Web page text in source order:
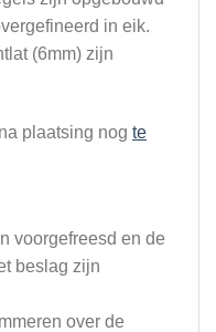
in eik.
(6mm) zijn
plaatsing nog te
voorgefreesd en de
beslag zijn
over de